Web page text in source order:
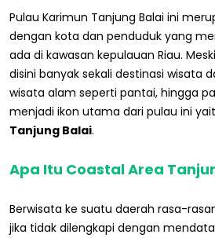
Pulau Karimun Tanjung Balai ini
dengan kota dan penduduk yang
ada di kawasan kepulauan Riau.
disini banyak sekali destinasi wisata
wisata alam seperti pantai, hingga
menjadi ikon utama dari pulau ini
Tanjung Balai.
Apa Itu Coastal Area
Berwisata ke suatu daerah rasa-
jika tidak dilengkapi dengan